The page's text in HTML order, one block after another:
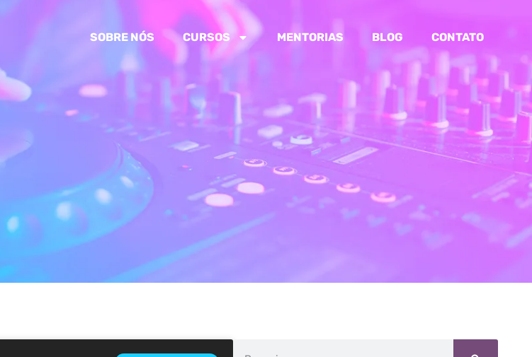
SOBRE NÓS CURSOS MENTORIAS BLOG CONTATO